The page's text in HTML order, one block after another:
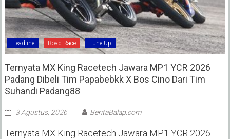
Headline Road Race Tune Up
Ternyata MX King Racetech Jawara MP1 YCR 2026
Padang Dibeli Tim Papabebkk X Bos Cino Dari Tim
Suhandi Padang88
3 Agustus, 2026 BeritaBalap.com
Ternyata MX King Racetech Jawara MP1 YCR 2026